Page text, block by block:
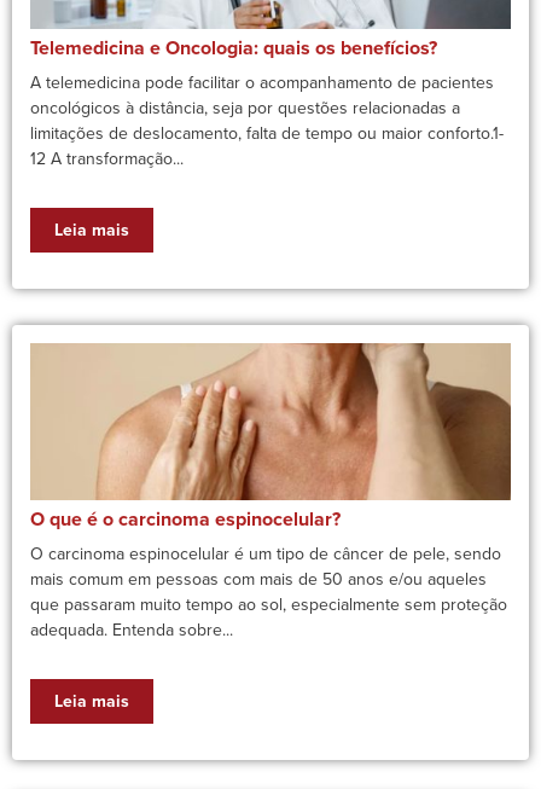
Telemedicina e Oncologia: quais os benefícios?
A telemedicina pode facilitar o acompanhamento de pacientes
oncológicos à distância, seja por questões relacionadas a
limitações de deslocamento, falta de tempo ou maior conforto.1-
12 A transformação...
Leia mais
O que é o carcinoma espinocelular?
O carcinoma espinocelular é um tipo de câncer de pele, sendo
mais comum em pessoas com mais de 50 anos e/ou aqueles
que passaram muito tempo ao sol, especialmente sem proteção
adequada. Entenda sobre...
Leia mais